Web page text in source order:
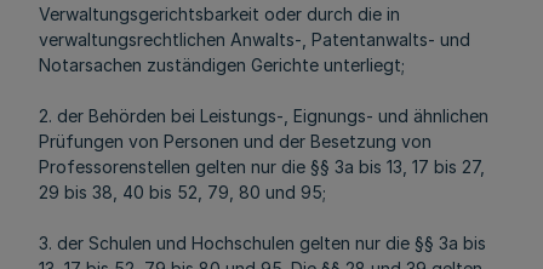
Verwaltungsgerichtsbarkeit oder durch die in
verwaltungsrechtlichen Anwalts-, Patentanwalts- und
Notarsachen zuständigen Gerichte unterliegt;
2. der Behörden bei Leistungs-, Eignungs- und ähnlichen
Prüfungen von Personen und der Besetzung von
Professorenstellen gelten nur die §§ 3a bis 13, 17 bis 27,
29 bis 38, 40 bis 52, 79, 80 und 95;
3. der Schulen und Hochschulen gelten nur die §§ 3a bis